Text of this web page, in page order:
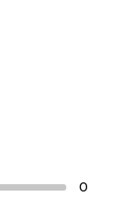
0